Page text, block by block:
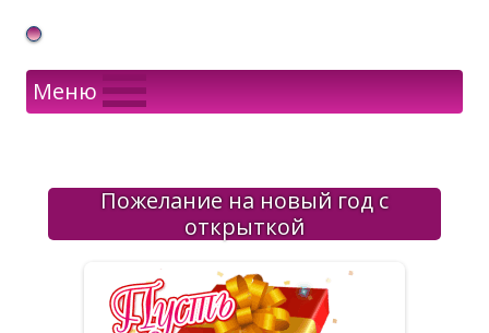
Gif Открытки в подарок
Меню
Пожелание на новый год с
открыткой